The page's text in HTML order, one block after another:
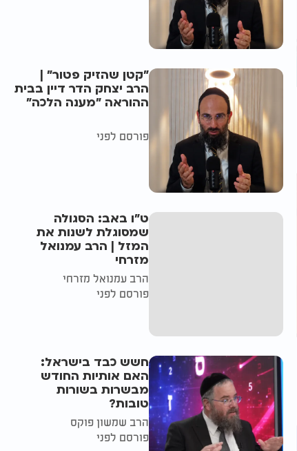
"קטן שהזיק פטור" |
הרב יצחק הדר דיין בבית
ההוראה "מענה הלכה"
פורסם לפני
ט"ו באב: הסגולה
שמסוגלת לשנות את
המזל | הרב עמנואל
מזרחי
הרב עמנואל מזרחי
פורסם לפני
חשש כבד בישראל:
האם אותיות החודש
מבשרות בשורות
טובות?
הרב שמשון פוקס
פורסם לפני